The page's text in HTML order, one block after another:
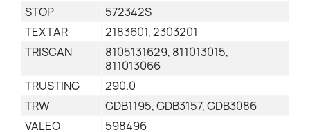
STOP
572342S
TEXTAR
2183601, 2303201
TRISCAN
8105131629, 811013015,
811013066
TRUSTING
290.0
TRW
GDB1195, GDB3157, GDB3086
VALEO
598496